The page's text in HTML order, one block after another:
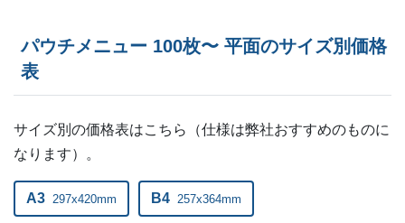
パウチメニュー 100枚〜 平面のサイズ別価格
表
サイズ別の価格表はこちら（仕様は弊社おすすめのものに
なります）。
A3 297x420mm B4 257x364mm